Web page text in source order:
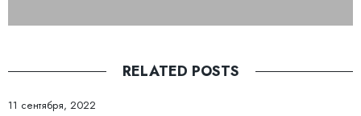
RELATED POSTS
11 сентября, 2022